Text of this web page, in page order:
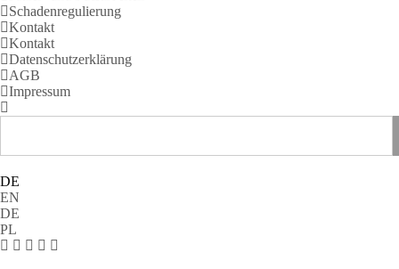
Schadenregulierung
Kontakt
Kontakt
Datenschutzerklärung
AGB
Impressum
DE
EN
DE
PL